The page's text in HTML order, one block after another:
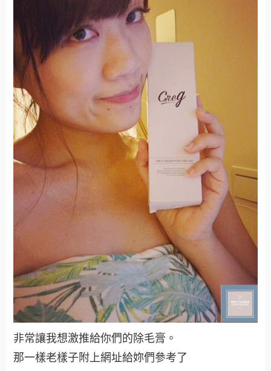
非常讓我想激推給你們的除毛膏。
那一樣老樣子附上網址給妳們參考了